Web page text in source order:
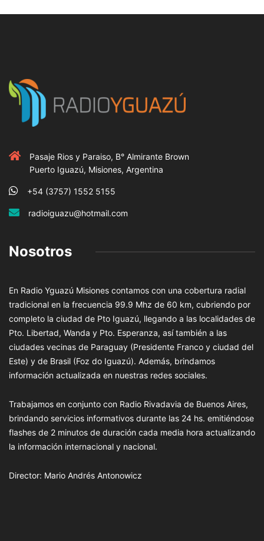
Pasaje Rios y Paraiso, B° Almirante Brown
Puerto Iguazú, Misiones, Argentina
+54 (3757) 1552 5155
radioiguazu@hotmail.com
Nosotros
En Radio Yguazú Misiones contamos con una cobertura radial
tradicional en la frecuencia 99.9 Mhz de 60 km, cubriendo por
completo la ciudad de Pto Iguazú, llegando a las localidades de
Pto. Libertad, Wanda y Pto. Esperanza, así también a las
ciudades vecinas de Paraguay (Presidente Franco y ciudad del
Este) y de Brasil (Foz do Iguazú). Además, brindamos
información actualizada en nuestras redes sociales.
Trabajamos en conjunto con Radio Rivadavia de Buenos Aires,
brindando servicios informativos durante las 24 hs. emitiéndose
flashes de 2 minutos de duración cada media hora actualizando
la información internacional y nacional.
Director: Mario Andrés Antonowicz